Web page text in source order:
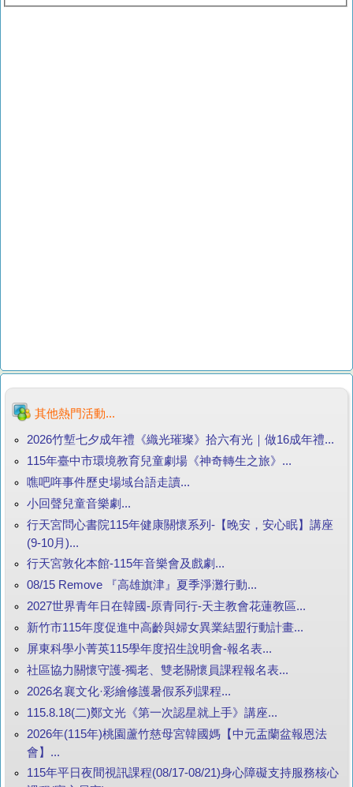
其他熱門活動...
2026竹塹七夕成年禮《織光璀璨》拾六有光｜做16成年禮...
115年臺中市環境教育兒童劇場《神奇轉生之旅》...
噍吧哖事件歷史場域台語走讀...
小回聲兒童音樂劇...
行天宮問心書院115年健康關懷系列-【晚安，安心眠】講座
(9-10月)...
行天宮敦化本館-115年音樂會及戲劇...
08/15 Remove 『高雄旗津』夏季淨灘行動...
2027世界青年日在韓國-原青同行-天主教會花蓮教區...
新竹市115年度促進中高齡與婦女異業結盟行動計畫...
屏東科學小菁英115學年度招生說明會-報名表...
社區協力關懷守護-獨老、雙老關懷員課程報名表...
2026名襄文化·彩繪修護暑假系列課程...
115.8.18(二)鄭文光《第一次認星就上手》講座...
2026年(115年)桃園蘆竹慈母宮韓國媽【中元盂蘭盆報恩法
會】...
115年平日夜間視訊課程(08/17-08/21)身心障礙支持服務核心